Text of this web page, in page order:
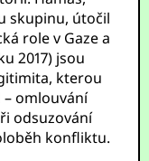
skupinu, útočil
role v Gaze a
2017) jsou
kterou
– omlouvání
odsuzování
konfliktu.